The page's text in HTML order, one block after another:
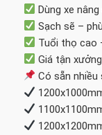
Dùng xe nâng
Sạch sẽ –
Tuổi thọ cao
Giá tận
Có sẵn nhiều